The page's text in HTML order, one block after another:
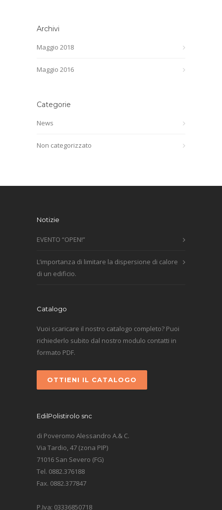
Archivi
Maggio 2018
Maggio 2016
Categorie
News
Non categorizzato
Notizie
EVENTO “OPEN!”
L’importanza di limitare la dispersione di calore
di un edificio.
Catalogo
Vuoi scaricare il nostro catalogo completo? Puoi
richiederlo subito dal nostro modulo contatti in
formato PDF.
OTTIENI IL CATALOGO
EdilPolistirolo snc
di Poveromo Alessandro A.& C.
Via Tardio, 47 (zona PIP)
71016 San Severo (FG)
Tel. 0882.376188
Fax. 0882.377847
P.Iva: 03336850718